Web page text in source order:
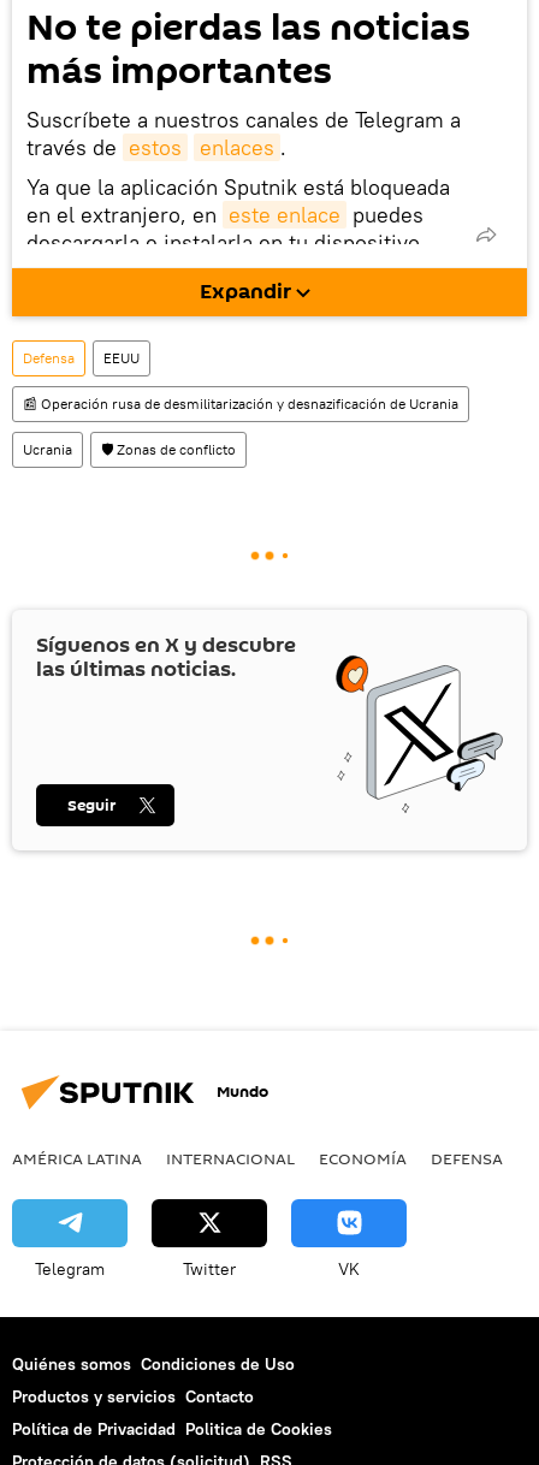
No te pierdas las noticias
más importantes
Suscríbete a nuestros canales de Telegram a
través de estos enlaces .
Ya que la aplicación Sputnik está bloqueada
en el extranjero, en este enlace puedes
descargarla e instalarla en tu dispositivo
móvil (¡solo para Android!).
También tenemos una cuenta en la red
social rusa VK
Expandir
Defensa EEUU
📰 Operación rusa de desmilitarización y desnazificación de Ucrania
Ucrania 🛡️ Zonas de conflicto
Síguenos en X y descubre
las últimas noticias.
Seguir
Mundo
AMÉRICA LATINA INTERNACIONAL ECONOMÍA DEFENSA
Telegram Twitter VK
Quiénes somos Condiciones de Uso
Productos y servicios Contacto
Política de Privacidad Politica de Cookies